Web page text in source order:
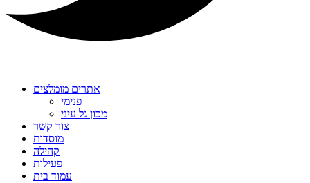
אתרים מומלצים
פנימי
מכון גל עיני
צור קשר
מוסדות
קהילה
פעילות
עמוד בית